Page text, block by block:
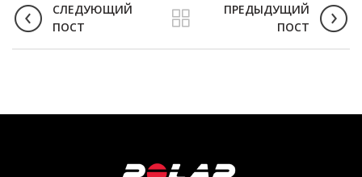
СЛЕДУЮЩИЙ
ПОСТ
ПРЕДЫДУЩИЙ
ПОСТ